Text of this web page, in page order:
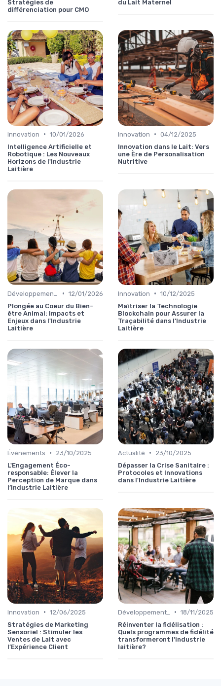
Stratégies de
différenciation pour CMO
du Lait Maternel
Innovation • 10/01/2026
Intelligence Artificielle et
Robotique : Les Nouveaux
Horizons de l'Industrie
Laitière
Innovation • 04/12/2025
Innovation dans le Lait: Vers
une Ère de Personalisation
Nutritive
• 12/01/2026
Plongée au Coeur du Bien-
être Animal: Impacts et
Enjeux dans l'Industrie
Laitière
Innovation • 10/12/2025
Maîtriser la Technologie
Blockchain pour Assurer la
Traçabilité dans l'Industrie
Laitière
Évènements •
23/10/2025
L'Engagement Éco-
responsable: Élever la
Perception de Marque dans
l’Industrie Laitière
Actualité •
23/10/2025
Dépasser la Crise Sanitaire :
Protocoles et Innovations
dans l'Industrie Laitière
Innovation • 12/06/2025
Stratégies de Marketing
Sensoriel : Stimuler les
Ventes de Lait avec
l’Expérience Client
• 18/11/2025
Réinventer la fidélisation :
Quels programmes de fidélité
transformeront l'industrie
laitière?